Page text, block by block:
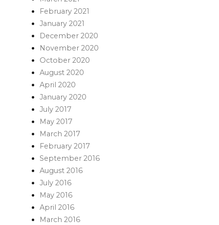
February 2021
January 2021
December 2020
November 2020
October 2020
August 2020
April 2020
January 2020
July 2017
May 2017
March 2017
February 2017
September 2016
August 2016
July 2016
May 2016
April 2016
March 2016